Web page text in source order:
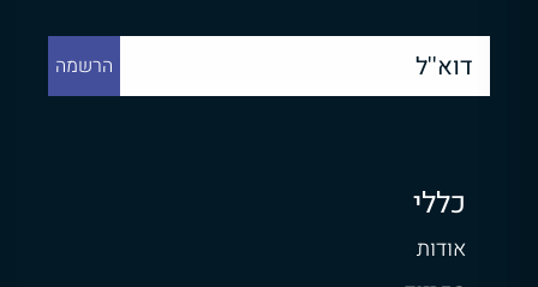
כללי
אודות